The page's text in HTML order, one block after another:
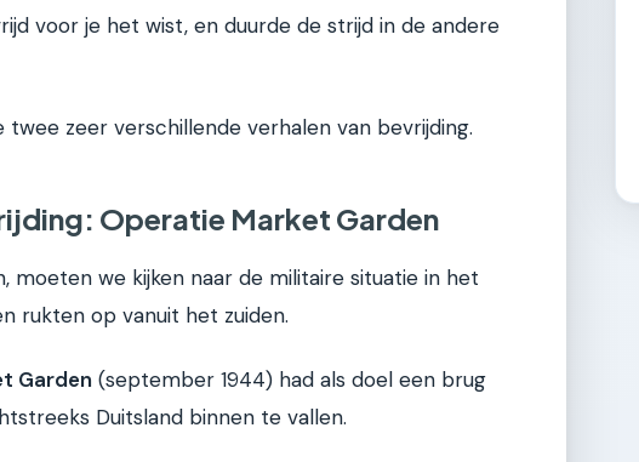
voor je het wist, en duurde de strijd in de andere
twee zeer verschillende verhalen van bevrijding.
Operatie Market Garden
moeten we kijken naar de militaire situatie in het
rukten op vanuit het zuiden.
Garden (september 1944) had als doel een brug
Duitsland binnen te vallen.